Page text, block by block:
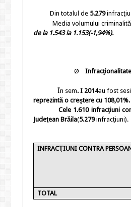
Din totalul de 5.279
Media volumului
de la 1.543la 1.153(-1,94%).
Ø
În sem. I 2014au fost
reprezintă o creştere cu 108,01%.
Cele 1.610 infracţiuni
Judeţean Brăila(5.279infracţiuni).
INFRACŢIUNI CONTRA
TOTAL